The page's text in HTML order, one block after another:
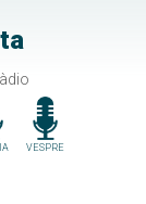
VESPRE